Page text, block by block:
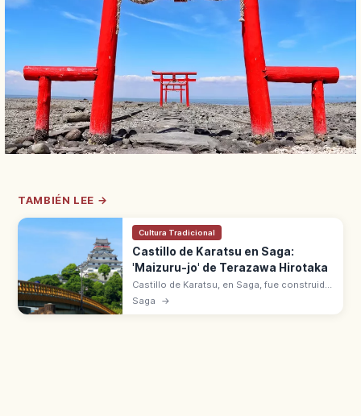
TAMBIÉN LEE →
Cultura Tradicional
Castillo de Karatsu en Saga:
'Maizuru-jo' de Terazawa Hirotaka
Castillo de Karatsu, en Saga, fue construido
entre 1602 y 1608 por Terazawa Hirotaka.
Apodado 'Maizuru-jo' o Grulla Danzante.
Saga →